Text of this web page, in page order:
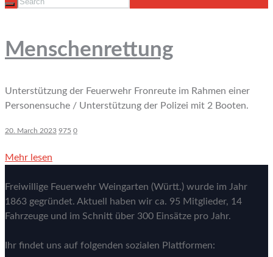
Menschenrettung
Unterstützung der Feuerwehr Fronreute im Rahmen einer
Personensuche / Unterstützung der Polizei mit 2 Booten.
20. March 2023 975 0
Mehr lesen
Freiwillige Feuerwehr Weingarten (Württ.) wurde im Jahr
1863 gegründet. Aktuell haben wir ca. 95 Mitglieder, 14
Fahrzeuge und im Schnitt über 300 Einsätze pro Jahr.
Ihr findet uns auf folgenden sozialen Plattformen: